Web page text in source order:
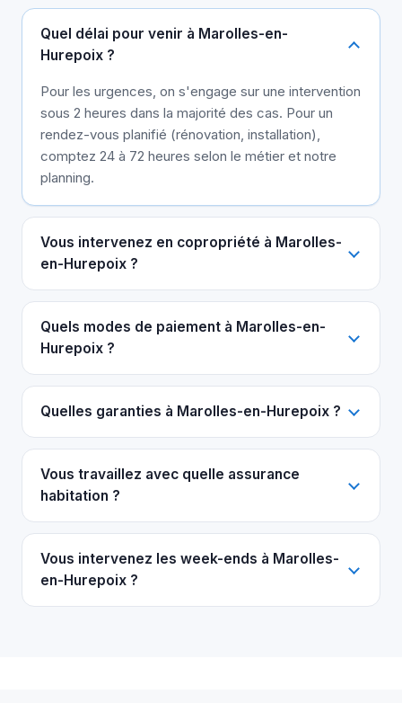
Quel délai pour venir à Marolles-en-
Hurepoix ?
Pour les urgences, on s'engage sur une intervention
sous 2 heures dans la majorité des cas. Pour un
rendez-vous planifié (rénovation, installation),
comptez 24 à 72 heures selon le métier et notre
planning.
Vous intervenez en copropriété à Marolles-
en-Hurepoix ?
Quels modes de paiement à Marolles-en-
Hurepoix ?
Quelles garanties à Marolles-en-Hurepoix ?
Vous travaillez avec quelle assurance
habitation ?
Vous intervenez les week-ends à Marolles-
en-Hurepoix ?